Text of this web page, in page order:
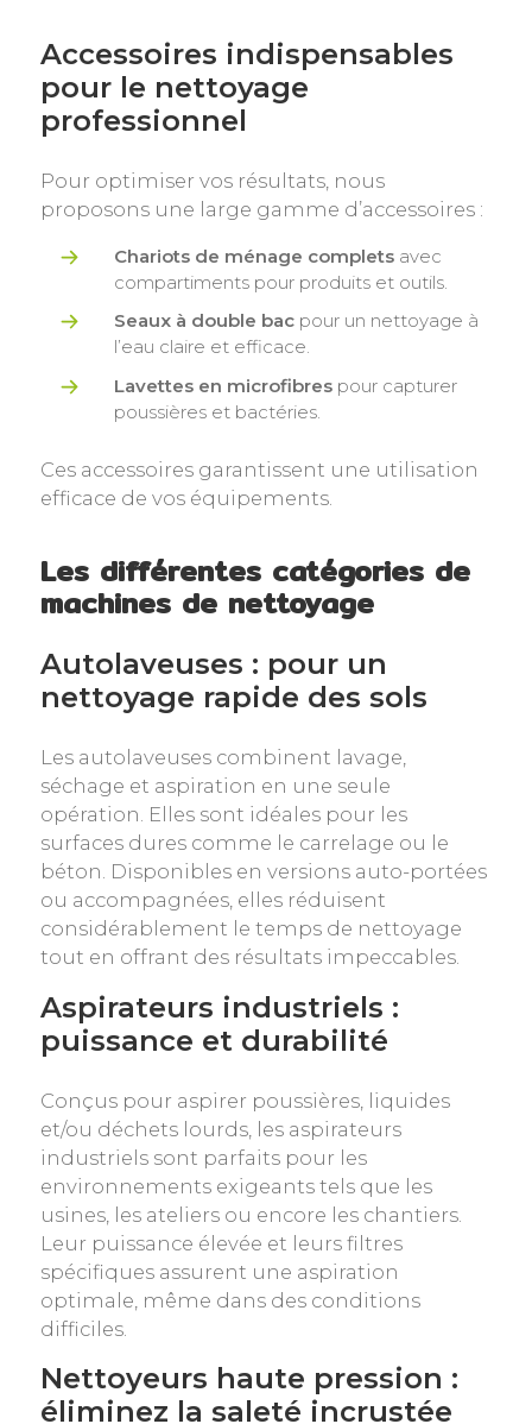
Accessoires indispensables
pour le nettoyage
professionnel
Pour optimiser vos résultats, nous
proposons une large gamme d’accessoires :
Chariots de ménage complets avec
compartiments pour produits et outils.
Seaux à double bac pour un nettoyage à
l’eau claire et efficace.
Lavettes en microfibres pour capturer
poussières et bactéries.
Ces accessoires garantissent une utilisation
efficace de vos équipements.
Les différentes catégories de
machines de nettoyage
Autolaveuses : pour un
nettoyage rapide des sols
Les autolaveuses combinent lavage,
séchage et aspiration en une seule
opération. Elles sont idéales pour les
surfaces dures comme le carrelage ou le
béton. Disponibles en versions auto-portées
ou accompagnées, elles réduisent
considérablement le temps de nettoyage
tout en offrant des résultats impeccables.
Aspirateurs industriels :
puissance et durabilité
Conçus pour aspirer poussières, liquides
et/ou déchets lourds, les aspirateurs
industriels sont parfaits pour les
environnements exigeants tels que les
usines, les ateliers ou encore les chantiers.
Leur puissance élevée et leurs filtres
spécifiques assurent une aspiration
optimale, même dans des conditions
difficiles.
Nettoyeurs haute pression :
éliminez la saleté incrustée